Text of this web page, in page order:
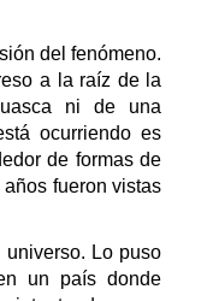
del fenómeno.
a la raíz de la
ni de una
ocurriendo es
de formas de
fueron vistas
Lo puso
un país donde